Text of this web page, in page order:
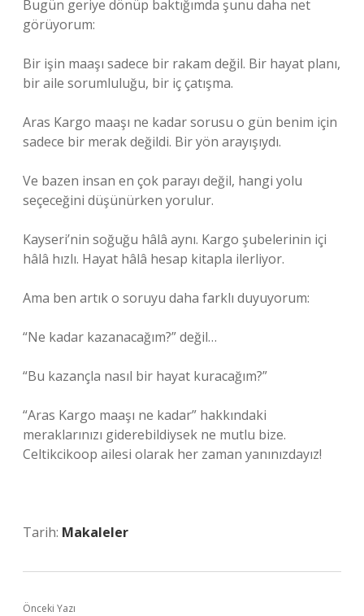
Bugün geriye dönüp baktığımda şunu daha net
görüyorum:
Bir işin maaşı sadece bir rakam değil. Bir hayat planı,
bir aile sorumluluğu, bir iç çatışma.
Aras Kargo maaşı ne kadar sorusu o gün benim için
sadece bir merak değildi. Bir yön arayışıydı.
Ve bazen insan en çok parayı değil, hangi yolu
seçeceğini düşünürken yorulur.
Kayseri’nin soğuğu hâlâ aynı. Kargo şubelerinin içi
hâlâ hızlı. Hayat hâlâ hesap kitapla ilerliyor.
Ama ben artık o soruyu daha farklı duyuyorum:
“Ne kadar kazanacağım?” değil…
“Bu kazançla nasıl bir hayat kuracağım?”
“Aras Kargo maaşı ne kadar” hakkındaki
meraklarınızı giderebildiysek ne mutlu bize.
Celtikcikoop ailesi olarak her zaman yanınızdayız!
Tarih: Makaleler
Önceki Yazı